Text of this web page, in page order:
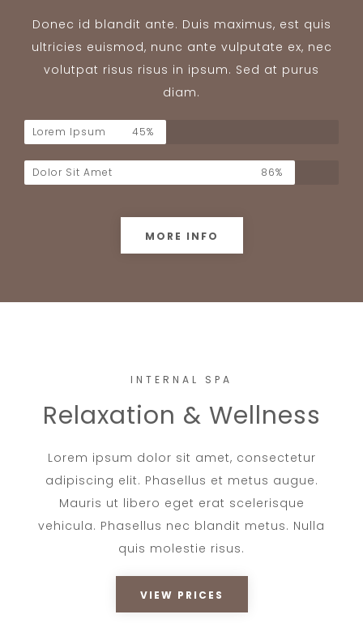
Donec id blandit ante. Duis maximus, est quis
ultricies euismod, nunc ante vulputate ex, nec
volutpat risus risus in ipsum. Sed at purus
diam.
Lorem Ipsum 45%
Dolor Sit Amet 86%
MORE INFO
INTERNAL SPA
Relaxation & Wellness
Lorem ipsum dolor sit amet, consectetur
adipiscing elit. Phasellus et metus augue.
Mauris ut libero eget erat scelerisque
vehicula. Phasellus nec blandit metus. Nulla
quis molestie risus.
VIEW PRICES